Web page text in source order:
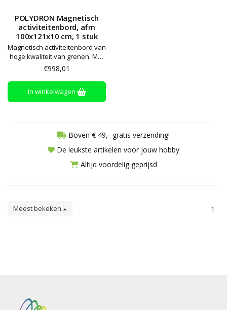
POLYDRON Magnetisch
activiteitenbord, afm
100x121x10 cm, 1 stuk
Magnetisch activiteitenbord van
hoge kwaliteit van grenen. Met
aan de ene kant een
magnetisch whiteboard voor
whiteboardstiften en aan de
andere kant een magnetisch
bord voor krijt. Stiften, krijt en
€998,01
In winkelwagen
Boven € 49,- gratis verzending!
De leukste artikelen voor jouw hobby
Altijd voordelig geprijsd
Meest bekeken 1